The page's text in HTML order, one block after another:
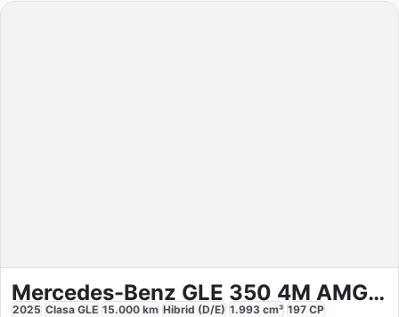
Mercedes-Benz GLE 350 4M AMG-Plus PANO-SHD 22
2025 Clasa GLE 15.000 km Hibrid (D/E) 1.993 cm³ 197 CP